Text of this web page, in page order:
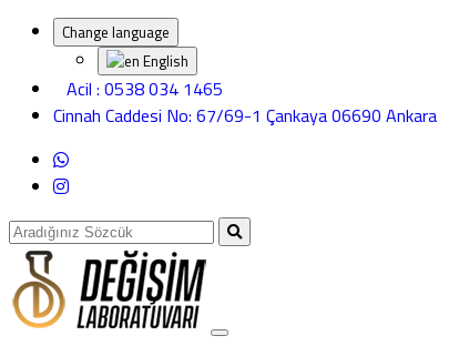
Change language
English
Acil : 0538 034 1465
Cinnah Caddesi No: 67/69-1 Çankaya 06690 Ankara